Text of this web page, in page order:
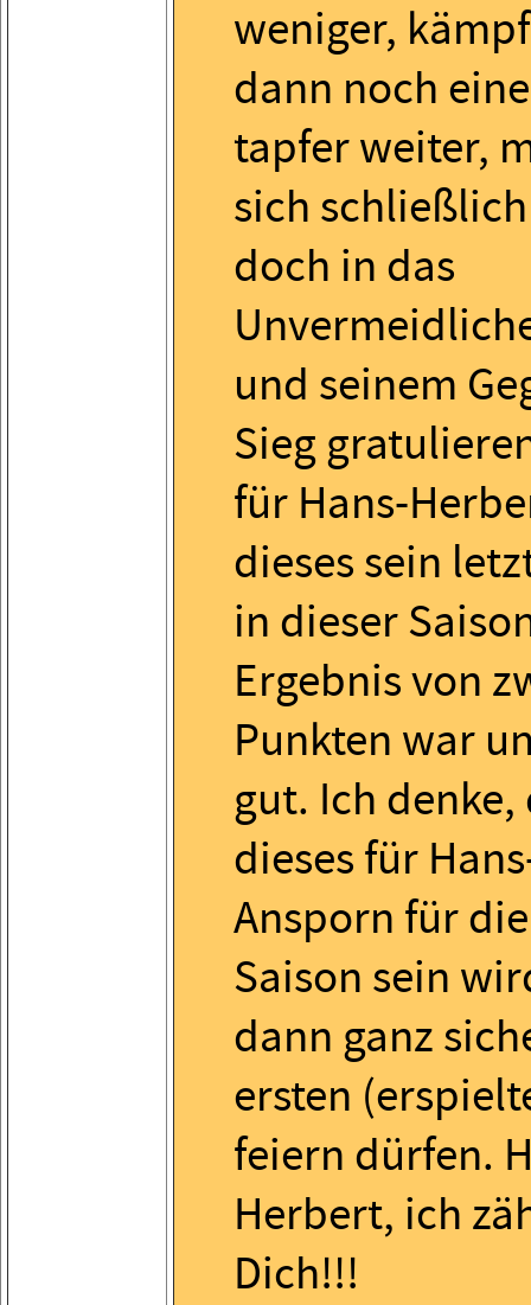
weniger,
dann noch
tapfer weiter,
sich
doch in das
und seinem
Sieg
für Hans-
dieses sein
in dieser
Ergebnis von
Punkten war
gut. Ich denke,
dieses für
Ansporn für
Saison sein
dann ganz
ersten
feiern dürfen.
Herbert, ich
Dich!!!